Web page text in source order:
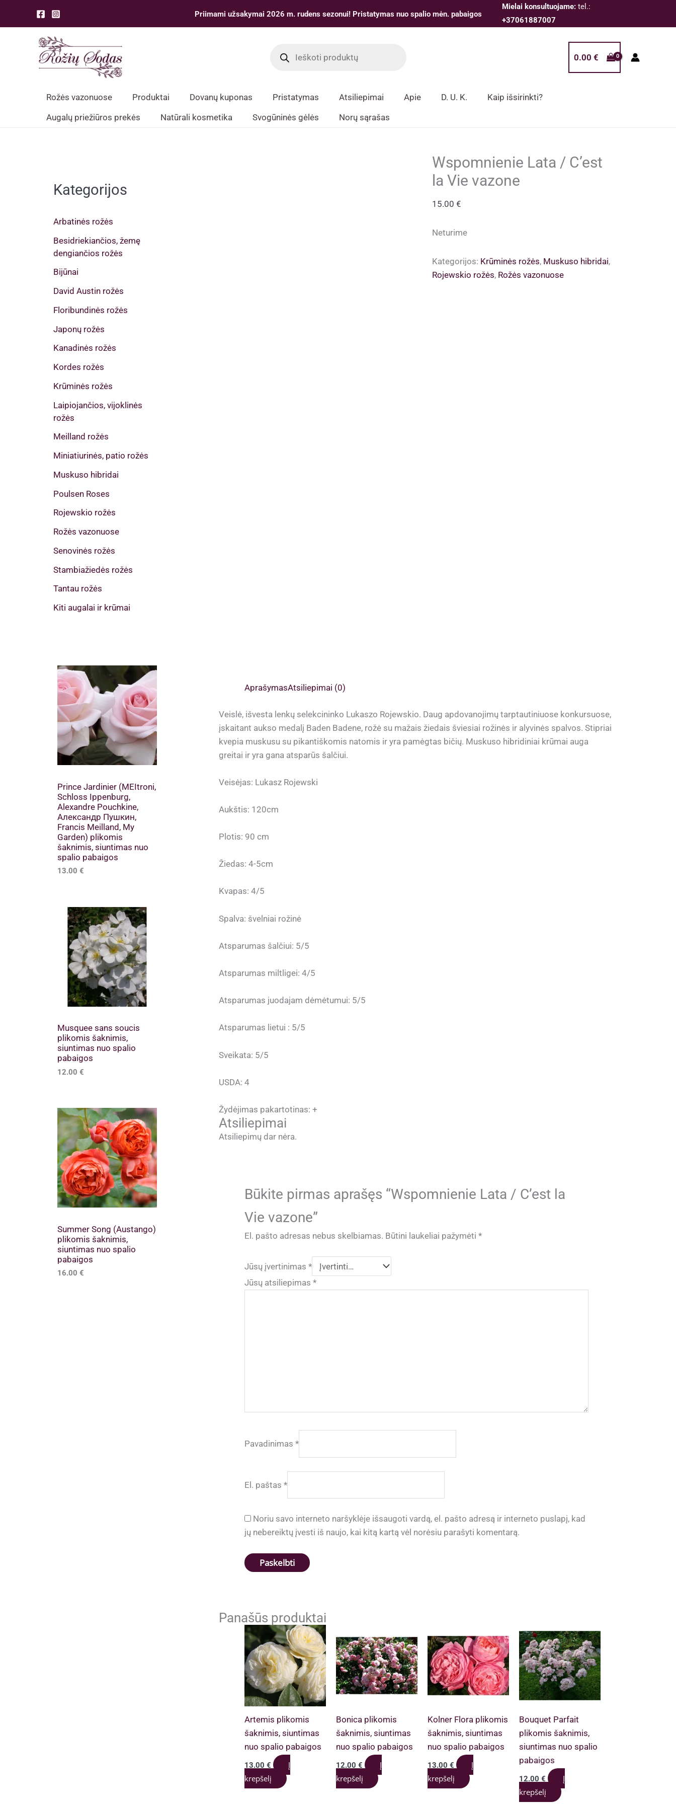
Priimami užsakymai 2026 m. rudens sezonui! Pristatymas nuo spalio mėn. pabaigos
Mielai konsultuojame: tel.:
+37061887007
search
0.00 €
Rožės vazonuose Produktai Dovanų kuponas Pristatymas Atsiliepimai Apie D. U. K.
Kaip išsirinkti?
Augalų priežiūros prekės
Natūrali kosmetika Svogūninės gėlės Norų sąrašas
Kategorijos
Arbatinės rožės
Besidriekiančios, žemę
dengiančios rožės
Bijūnai
David Austin rožės
Floribundinės rožės
Japonų rožės
Kanadinės rožės
Kordes rožės
Krūminės rožės
Laipiojančios, vijoklinės
rožės
Meilland rožės
Miniatiurinės, patio rožės
Muskuso hibridai
Poulsen Roses
Rojewskio rožės
Rožės vazonuose
Senovinės rožės
Stambiažiedės rožės
Tantau rožės
Kiti augalai ir krūmai
Prince Jardinier (MEItroni,
Schloss Ippenburg,
Alexandre Pouchkine,
Александр Пушкин,
Francis Meilland, My
Garden) plikomis
šaknimis, siuntimas nuo
spalio pabaigos
13.00 €
Musquee sans soucis
plikomis šaknimis,
siuntimas nuo spalio
pabaigos
12.00 €
Summer Song (Austango)
plikomis šaknimis,
siuntimas nuo spalio
pabaigos
16.00 €
Wspomnienie Lata / C’est
la Vie vazone
15.00€
Neturime
Kategorijos: Krūminės rožės, Muskuso hibridai,
Rojewskio rožės, Rožės vazonuose
AprašymasAtsiliepimai (0)
Veislė, išvesta lenkų selekcininko Lukaszo Rojewskio. Daug apdovanojimų tarptautiniuose konkursuose,
įskaitant aukso medalį Baden Badene, rožė su mažais žiedais šviesiai rožinės ir alyvinės spalvos. Stipriai
kvepia muskusu su pikantiškomis natomis ir yra pamėgtas bičių. Muskuso hibridiniai krūmai auga
greitai ir yra gana atsparūs šalčiui.
Veisėjas: Lukasz Rojewski
Aukštis: 120cm
Plotis: 90 cm
Žiedas: 4-5cm
Kvapas: 4/5
Spalva: švelniai rožinė
Atsparumas šalčiui: 5/5
Atsparumas miltligei: 4/5
Atsparumas juodajam dėmėtumui: 5/5
Atsparumas lietui : 5/5
Sveikata: 5/5
USDA: 4
Žydėjimas pakartotinas: +
Atsiliepimai
Atsiliepimų dar nėra.
Būkite pirmas aprašęs “Wspomnienie Lata / C’est la
Vie vazone”
El. pašto adresas nebus skelbiamas. Būtini laukeliai pažymėti *
Jūsų įvertinimas *
Jūsų atsiliepimas *
Pavadinimas *
El. paštas *
Noriu savo interneto naršyklėje išsaugoti vardą, el. pašto adresą ir interneto puslapį, kad
jų nebereiktų įvesti iš naujo, kai kitą kartą vėl norėsiu parašyti komentarą.
Panašūs produktai
Artemis plikomis
šaknimis, siuntimas
nuo spalio pabaigos
13.00 €
Į
krepšelį
Bonica plikomis
šaknimis, siuntimas
nuo spalio pabaigos
12.00€
Į
krepšelį
Kolner Flora plikomis
šaknimis, siuntimas
nuo spalio pabaigos
13.00€
Į
krepšelį
Bouquet Parfait
plikomis šaknimis,
siuntimas nuo spalio
pabaigos
12.00€
Į
krepšelį